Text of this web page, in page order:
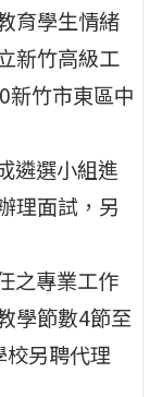
育學生情緒
新竹高級工
新竹市東區中
遴選小組進
理面試，另
之專業工作
學節數4節至
校另聘代理